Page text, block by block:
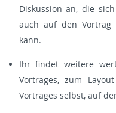
Diskussion an, die
auch auf den Vortrag
kann.
Ihr findet weitere
Vortrages, zum
Vortrages selbst, auf